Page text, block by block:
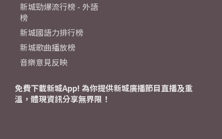
新城勁爆流行榜 - 外語
榜
新城國語力排行榜
新城歌曲播放榜
音樂意見反映
免費下載新城App! 為你提供新城廣播節目直播及重
溫，體現資訊分享無界限！